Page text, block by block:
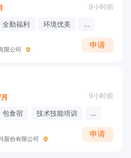
9小时前
全勤福利 环境优美 ...
限公司
申请
9小时前
包食宿 技术技能培训 ...
股份有限公司
申请